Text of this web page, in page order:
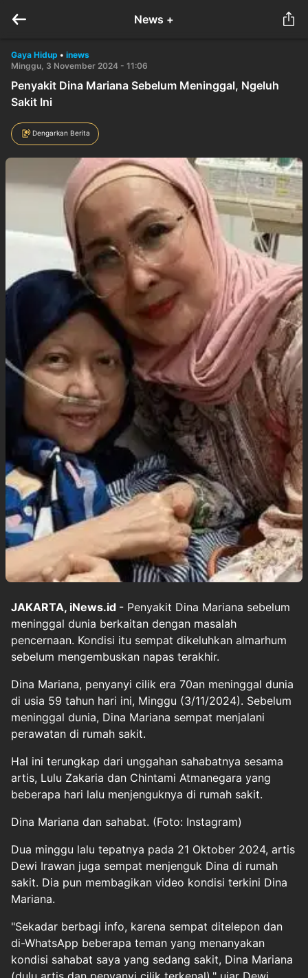
News +
Gaya Hidup • inews
Minggu, 3 November 2024 - 11:06
Penyakit Dina Mariana Sebelum Meninggal, Ngeluh
Sakit Ini
Dengarkan Berita
JAKARTA, iNews.id - Penyakit Dina Mariana sebelum
meninggal dunia berkaitan dengan masalah
pencernaan. Kondisi itu sempat dikeluhkan almarhum
sebelum mengembuskan napas terakhir.
Dina Mariana, penyanyi cilik era 70an meninggal dunia
di usia 59 tahun hari ini, Minggu (3/11/2024). Sebelum
meninggal dunia, Dina Mariana sempat menjalani
perawatan di rumah sakit.
Hal ini terungkap dari unggahan sahabatnya sesama
artis, Lulu Zakaria dan Chintami Atmanegara yang
beberapa hari lalu menjenguknya di rumah sakit.
Dina Mariana dan sahabat. (Foto: Instagram)
Dua minggu lalu tepatnya pada 21 Oktober 2024, artis
Dewi Irawan juga sempat menjenguk Dina di rumah
sakit. Dia pun membagikan video kondisi terkini Dina
Mariana.
"Sekadar berbagi info, karena sempat ditelepon dan
di-WhatsApp beberapa teman yang menanyakan
kondisi sahabat saya yang sedang sakit, Dina Mariana